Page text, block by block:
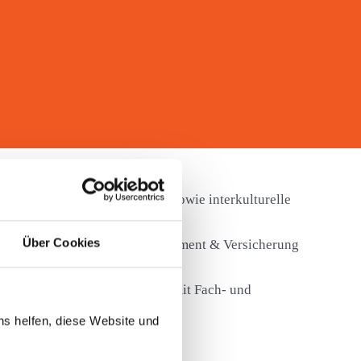
Über Cookies
helfen, diese Website und
in einer neuen Rolle sowie interkulturelle
Banking, Fondsmanagement & Versicherung
Coaching und Beratung mit Fach- und